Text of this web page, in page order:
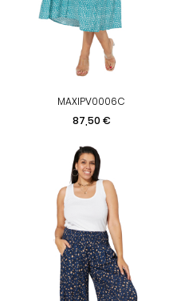
MAXIPV0006C
Prix
87,50 €